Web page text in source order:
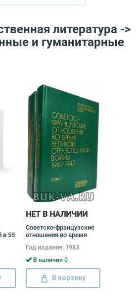
литература ->
и гуманитарные
в 55
НЕТ В НАЛИЧИИ
Советско-французские
отношения во время
войны 1941 - 1945
(комплект из 2 книг)
Год издания: 1983
В наличии 0
В корзину